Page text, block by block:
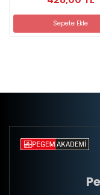
Sepete Ekle